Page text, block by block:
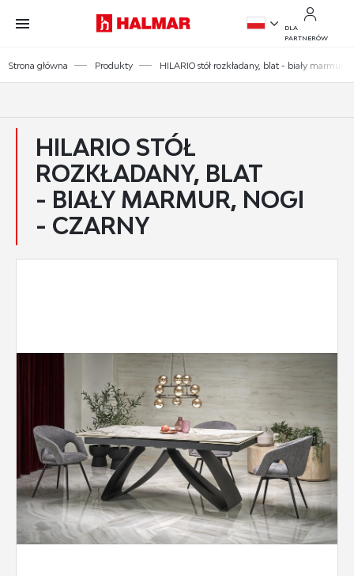
Przejdź do treści.
Przejdź do menu.
Przejdź do wyszukiwarki.
EN
DLA
PARTNERÓW
Strona główna Produkty HILARIO stół rozkładany, blat - biały marmur,
HILARIO STÓŁ
ROZKŁADANY, BLAT
- BIAŁY MARMUR, NOGI
- CZARNY